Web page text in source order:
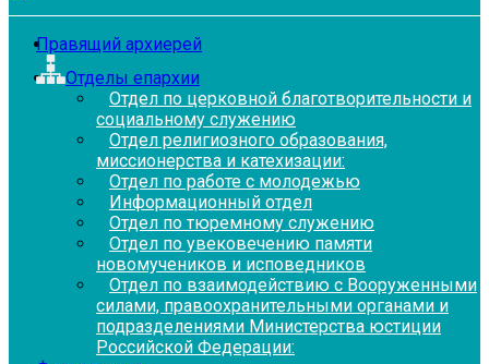
Правящий архиерей
Отделы епархии
Отдел по церковной благотворительности и
социальному служению
Отдел религиозного образования,
миссионерства и катехизации:
Отдел по работе с молодежью
Информационный отдел
Отдел по тюремному служению
Отдел по увековечению памяти
новомучеников и исповедников
Отдел по взаимодействию с Вооруженными
силами, правоохранительными органами и
подразделениями Министерства юстиции
Российской Федерации: